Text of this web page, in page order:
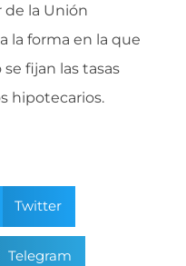
la Unión
la forma en la que
fijan las tasas
hipotecarios.
Twitter
Telegram